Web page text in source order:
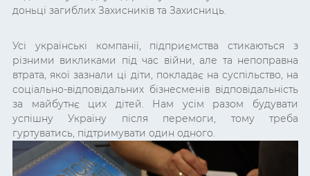
доньці загиблих Захисників та Захисниць.
Усі українські компанії, підприємства стикаються з
різними викликами під час війни, але та непоправна
втрата, якої зазнали ці діти, покладає на суспільство, на
соціально-відповідальних бізнесменів відповідальність
за майбутнє цих дітей. Нам усім разом будувати
успішну Україну після перемоги, тому треба
гуртуватись, підтримувати один одного.